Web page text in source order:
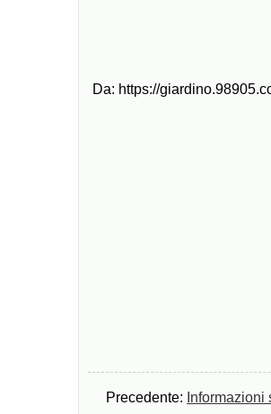
Da: https://
Precedente: